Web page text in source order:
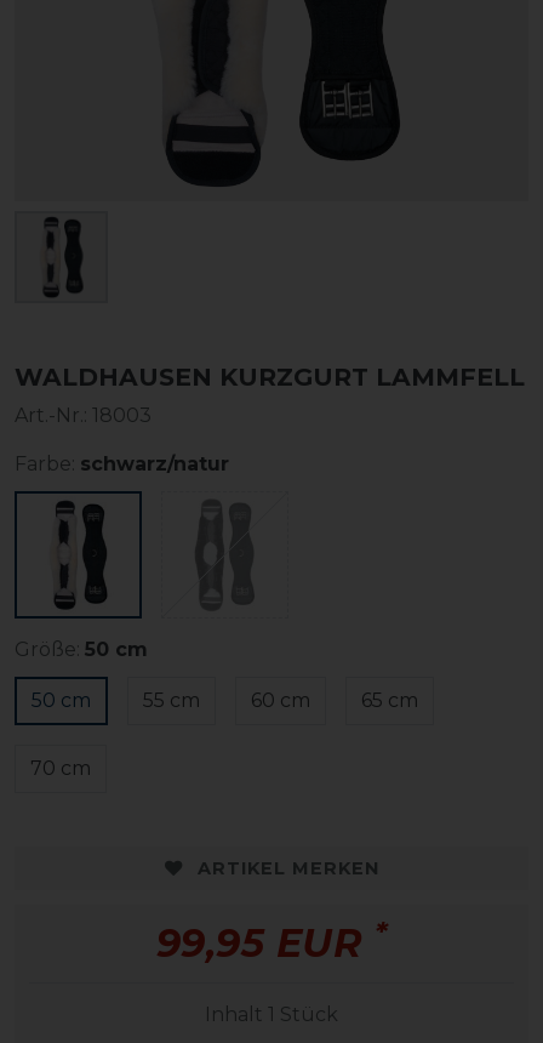
WALDHAUSEN KURZGURT LAMMFELL
Art.-Nr.: 18003
Farbe: schwarz/natur
Größe: 50 cm
50 cm 55 cm 60 cm 65 cm
70 cm
ARTIKEL MERKEN
99,95 EUR *
Inhalt 1 Stück